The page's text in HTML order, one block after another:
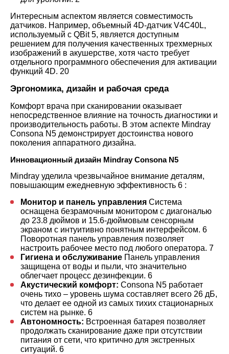
Интересным аспектом является совместимость
датчиков. Например, объемный 4D-датчик V4C40L,
используемый с QBit 5, является доступным
решением для получения качественных трехмерных
изображений в акушерстве, хотя часто требует
отдельного программного обеспечения для активации
функций 4D. 20
Эргономика, дизайн и рабочая среда
Комфорт врача при сканировании оказывает
непосредственное влияние на точность диагностики и
производительность работы. В этом аспекте Mindray
Consona N5 демонстрирует достоинства нового
поколения аппаратного дизайна.
Инновационный дизайн Mindray Consona N5
Mindray уделила чрезвычайное внимание деталям,
повышающим ежедневную эффективность 6 :
Монитор и панель управления Система
оснащена безрамочным монитором с диагональю
до 23.8 дюймов и 15.6-дюймовым сенсорным
экраном с интуитивно понятным интерфейсом. 6
Поворотная панель управления позволяет
настроить рабочее место под любого оператора. 7
Гигиена и обслуживание Панель управления
защищена от воды и пыли, что значительно
облегчает процесс дезинфекции. 6
Акустический комфорт: Consona N5 работает
очень тихо – уровень шума составляет всего 26 дБ,
что делает ее одной из самых тихих стационарных
систем на рынке. 6
Автономность: Встроенная батарея позволяет
продолжать сканирование даже при отсутствии
питания от сети, что критично для экстренных
ситуаций. 6